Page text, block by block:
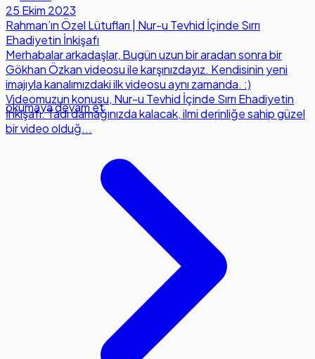
25 Ekim 2023
Rahman’ın Özel Lütufları | Nur-u Tevhid İçinde Sırrı
Ehadiyetin İnkişafı
Merhabalar arkadaşlar, Bugün uzun bir aradan sonra bir
Gökhan Özkan videosu ile karşınızdayız. Kendisinin yeni
imajıyla kanalımızdaki ilk videosu aynı zamanda. :)
Videomuzun konusu, Nur-u Tevhid İçinde Sırrı Ehadiyetin
İnkişafı. Tadı damağınızda kalacak, ilmi derinliğe sahip güzel
bir video olduğ...
okumaya devam et